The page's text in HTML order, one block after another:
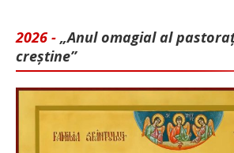
2026 - „Anul omagial al
creștine”